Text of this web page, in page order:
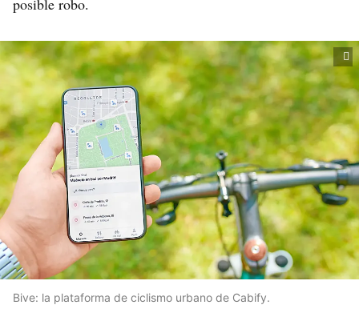
posible robo.
Bive: la plataforma de ciclismo urbano de Cabify.